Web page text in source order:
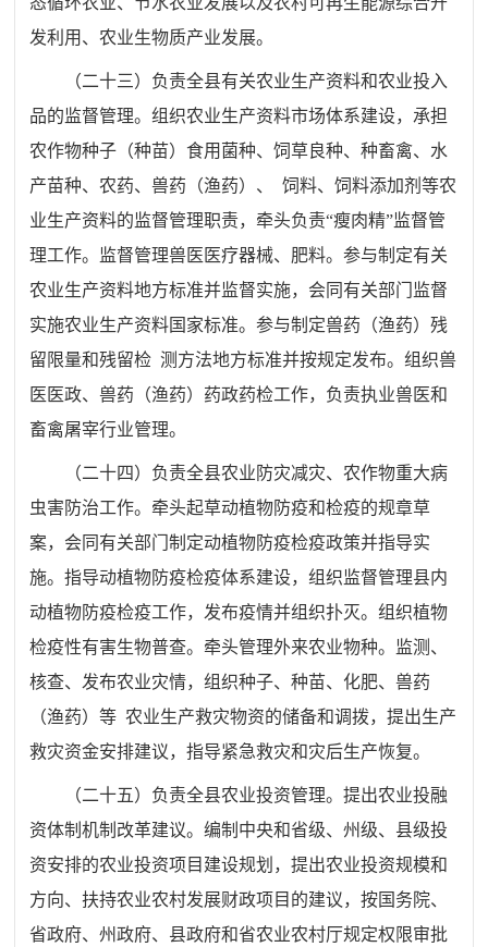
发利用、农业生物质产业发展。
（二十三） 负责全县有关农业生产资料和农业投入
品的监督管理。组织农业生产资料市场体系建设，承担
农作物种子（种苗）食用菌种、饲草良种、种畜禽、水
产苗种、农药、兽药 （渔药） 、
饲料、饲料添加剂等农
业生产资料的监督管理职责，牵头负责“瘦肉精”监督管
理工作。监督管理兽医医疗器械、肥料。参与制定有关
农业生产资料地方标准并监督实施，会同有关部门监督
实施农业生产资料国家标准。参与制定兽药 （渔药）残
留限量和残留检 测方法地方标准并按规定发布。组织兽
医医政、兽药 （渔药） 药政药检工作，负责执业兽医和
畜禽屠宰行业管理。
（二十四） 负责全县农业防灾减灾、农作物重大病
虫害防治工作。牵头起草动植物防疫和检疫的规章草
案，会同有关部门制定动植物防疫检疫政策并指导实
施。指导动植物防疫检疫体系建设，组织监督管理县内
动植物防疫检疫工作，发布疫情并组织扑灭。组织植物
检疫性有害生物普查。牵头管理外来农业物种。监测、
核查、发布农业灾情，组织种子、种苗、化肥、兽药
（渔药）等 农业生产救灾物资的储备和调拨，提出生产
救灾资金安排建议，指导紧急救灾和灾后生产恢复。
（二十五） 负责全县农业投资管理。提出农业投融
资体制机制改革建议。编制中央和省级、州级、县级投
资安排的农业投资项目建设规划，提出农业投资规模和
方向、扶持农业农村发展财政项目的建议，按国务院、
省政府、州政府、县政府和省农业农村厅规定权限审批